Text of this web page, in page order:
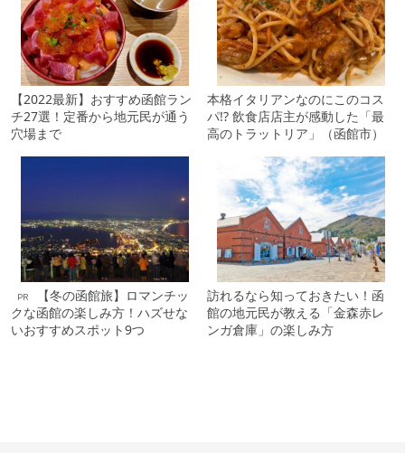
【2022最新】おすすめ函館ラン
チ27選！定番から地元民が通う
穴場まで
本格イタリアンなのにこのコス
パ!? 飲食店店主が感動した「最
高のトラットリア」（函館市）
PR
【冬の函館旅】ロマンチッ
クな函館の楽しみ方！ハズせな
いおすすめスポット9つ
訪れるなら知っておきたい！函
館の地元民が教える「金森赤レ
ンガ倉庫」の楽しみ方